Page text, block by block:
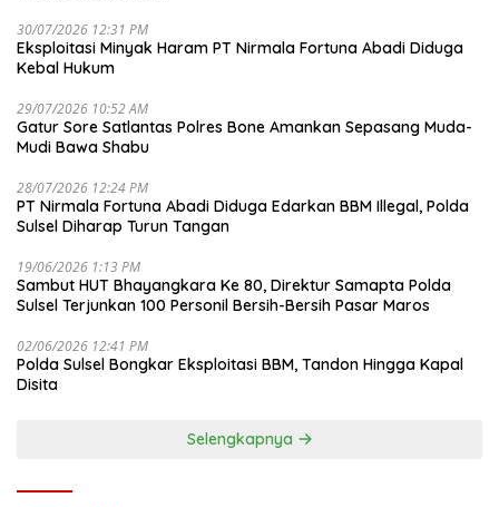
30/07/2026 12:31 PM
Eksploitasi Minyak Haram PT Nirmala Fortuna Abadi Diduga
Kebal Hukum
29/07/2026 10:52 AM
Gatur Sore Satlantas Polres Bone Amankan Sepasang Muda-
Mudi Bawa Shabu
28/07/2026 12:24 PM
PT Nirmala Fortuna Abadi Diduga Edarkan BBM Illegal, Polda
Sulsel Diharap Turun Tangan
19/06/2026 1:13 PM
Sambut HUT Bhayangkara Ke 80, Direktur Samapta Polda
Sulsel Terjunkan 100 Personil Bersih-Bersih Pasar Maros
02/06/2026 12:41 PM
Polda Sulsel Bongkar Eksploitasi BBM, Tandon Hingga Kapal
Disita
Selengkapnya